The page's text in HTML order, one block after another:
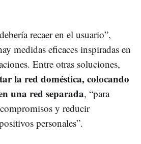
recaer en el usuario”,
medidas eficaces inspiradas en
Entre otras soluciones,
la red doméstica, colocando
una red separada, “para
y reducir
personales”.